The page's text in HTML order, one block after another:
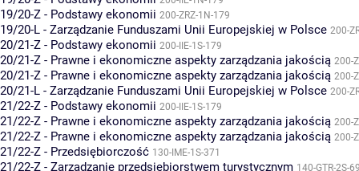
19/20-Z - Podstawy ekonomii 200-ZRZ-1N-179
19/20-L - Zarządzanie Funduszami Unii Europejskiej w Polsce 200-
20/21-Z - Podstawy ekonomii 200-IIE-1S-179
20/21-Z - Prawne i ekonomiczne aspekty zarządzania jakością 200-
20/21-Z - Prawne i ekonomiczne aspekty zarządzania jakością 200-
20/21-L - Zarządzanie Funduszami Unii Europejskiej w Polsce 200-
21/22-Z - Podstawy ekonomii 200-IIE-1S-179
21/22-Z - Prawne i ekonomiczne aspekty zarządzania jakością 200-
21/22-Z - Prawne i ekonomiczne aspekty zarządzania jakością 200-
21/22-Z - Przedsiębiorczość 130-IME-1S-371
21/22-Z - Zarządzanie przedsiębiorstwem turystycznym 140-GTR-2S-